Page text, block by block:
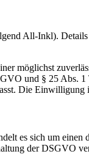
All-Inkl).
möglichst
und § 25 Abs.
Die Einwilligung
es sich um einen
der DSGVO